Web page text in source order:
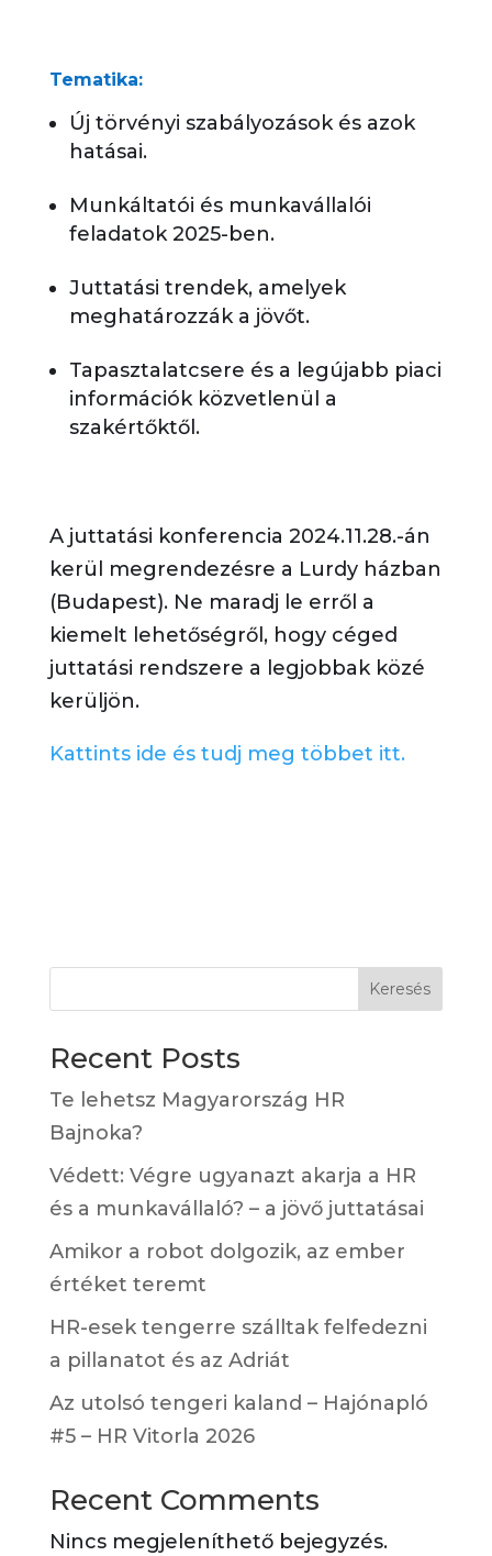
Tematika:
Új törvényi szabályozások és azok
hatásai.
Munkáltatói és munkavállalói
feladatok 2025-ben.
Juttatási trendek, amelyek
meghatározzák a jövőt.
Tapasztalatcsere és a legújabb piaci
információk közvetlenül a
szakértőktől.
A juttatási konferencia 2024.11.28.-án
kerül megrendezésre a Lurdy házban
(Budapest). Ne maradj le erről a
kiemelt lehetőségről, hogy céged
juttatási rendszere a legjobbak közé
kerüljön.
Kattints ide és tudj meg többet itt.
Keresés
Recent Posts
Te lehetsz Magyarország HR
Bajnoka?
Védett: Végre ugyanazt akarja a HR
és a munkavállaló? – a jövő juttatásai
Amikor a robot dolgozik, az ember
értéket teremt
HR-esek tengerre szálltak felfedezni
a pillanatot és az Adriát
Az utolsó tengeri kaland – Hajónapló
#5 – HR Vitorla 2026
Recent Comments
Nincs megjeleníthető bejegyzés.